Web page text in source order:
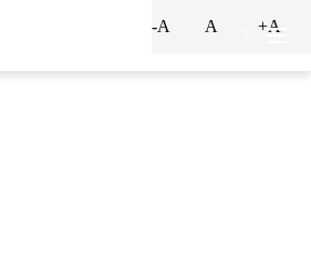
-A A +A